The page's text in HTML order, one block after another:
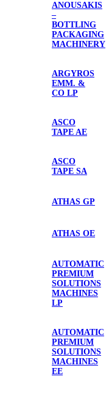
ANOUSAKIS
–
BOTTLING
PACKAGING
MACHINERY
ARGYROS
EMM. &
CO LP
ASCO
TAPE AE
ASCO
TAPE SA
ATHAS GP
ATHAS ΟΕ
AUTOMATIC
PREMIUM
SOLUTIONS
MACHINES
LP
AUTOMATIC
PREMIUM
SOLUTIONS
MACHINES
ΕΕ